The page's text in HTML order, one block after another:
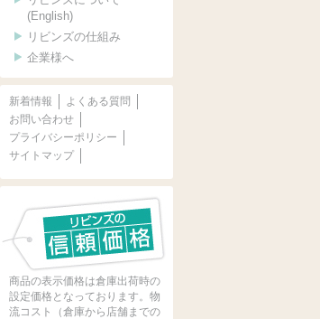
(English)
リビンズの仕組み
企業様へ
新着情報
よくある質問
お問い合わせ
プライバシーポリシー
サイトマップ
商品の表示価格は倉庫出荷時の
設定価格となっております。物
流コスト（倉庫から店舗までの